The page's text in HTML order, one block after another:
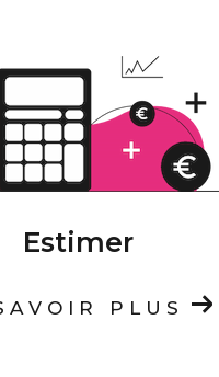
Estimer
PLUS